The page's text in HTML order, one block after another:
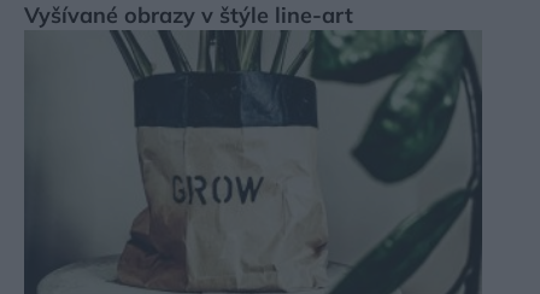
Vyšívané obrazy v štýle line-art